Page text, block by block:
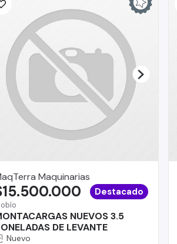
Maquinarias
NUEVOS 3.5
DE LEVANTE
Destacado
Nuevo